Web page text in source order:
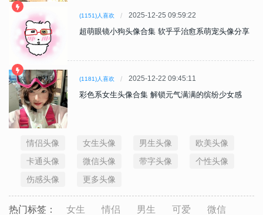
(1151)人喜欢 2025-12-25 09:59:22
超萌眼镜小狗头像合集 软乎乎治愈系萌宠头像分享
(1181)人喜欢 2025-12-22 09:45:11
彩色系女生头像合集 解锁元气满满的缤纷少女感
情侣头像 女生头像 男生头像
欧美头像
卡通头像
微信头像 带字头像
个性头像
伤感头像
更多头像
热门标签： 女生 情侣 男生 可爱 微信